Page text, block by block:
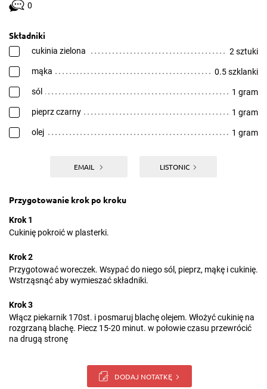
0
Składniki
cukinia zielona 2 sztuki
mąka 0.5 szklanki
sól 1 gram
pieprz czarny 1 gram
olej 1 gram
EMAIL LISTONIC
Przygotowanie krok po kroku
Krok 1
Cukinię pokroić w plasterki.
Krok 2
Przygotować woreczek. Wsypać do niego sól, pieprz, mąkę i cukinię.
Wstrząsnąć aby wymieszać składniki.
Krok 3
Włącz piekarnik 170st. i posmaruj blachę olejem. Włożyć cukinię na
rozgrzaną blachę. Piecz 15-20 minut. w połowie czasu przewrócić
na drugą stronę
DODAJ NOTATKĘ